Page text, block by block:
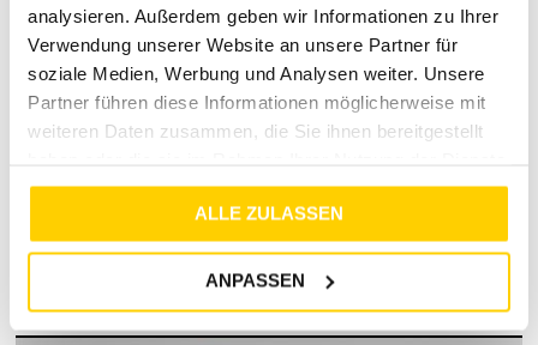
analysieren. Außerdem geben wir Informationen zu Ihrer
Verwendung unserer Website an unsere Partner für
soziale Medien, Werbung und Analysen weiter. Unsere
Partner führen diese Informationen möglicherweise mit
weiteren Daten zusammen, die Sie ihnen bereitgestellt
gesammelt haben.
ALLE ZULASSEN
ANPASSEN
deine Artikel unkompliziert innerhalb von 30 Tagen nach
Kauf zurückgeben. Dein zufriedenstellendes
Einkaufserlebnis liegt uns am Herzen!
Entdecke jetzt unsere vielseitige Auswahl und finde deine
neuen Lieblingsstücke bei Tara-M!
RETOURE / REKLAMATION
MARKENINFORMATIONEN